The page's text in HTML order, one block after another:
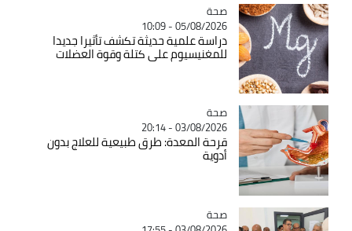
Catégorie
صحة
05/08/2026 - 10:09
دراسة علمية حديثة تكشف تأثيرا جديدا
للمغنيسيوم على كتلة وقوة العضلات
Catégorie
صحة
03/08/2026 - 20:14
قرحة المعدة: طرق طبيعية للعلاج بدون
أدوية
Catégorie
صحة